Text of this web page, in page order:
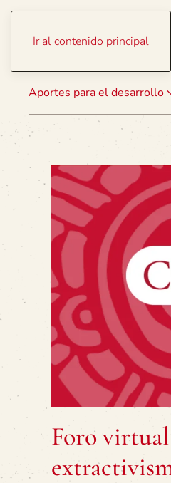
Ir al contenido principal
Aportes para el desarrollo
Foro